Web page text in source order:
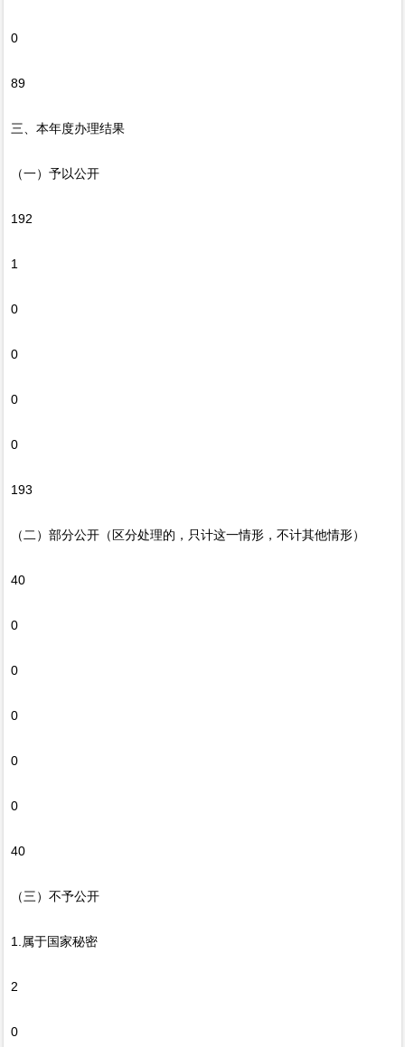
0
89
三、本年度办理结果
（一）予以公开
192
1
0
0
0
0
193
（二）部分公开（区分处理的，只计这一情形，不计其他情形）
40
0
0
0
0
0
40
（三）不予公开
1.属于国家秘密
2
0